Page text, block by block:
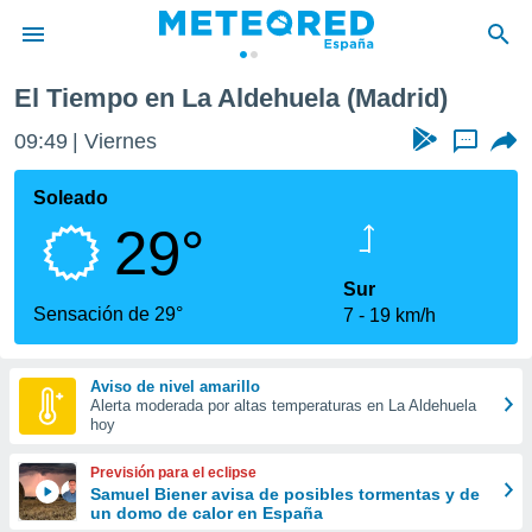
de
por
que se
calidad.
a este
las
y
forma
digital
basada
El Tiempo en La Aldehuela (Madrid)
09:49 Viernes ...
Soleado
29°
Sensación de 29°
Sur
7
19 km/h
Aviso de nivel amarillo
Alerta moderada por altas temperaturas en La Aldehuela
hoy
Previsión para el eclipse
Samuel Biener avisa de posibles tormentas y de
un domo de calor en España